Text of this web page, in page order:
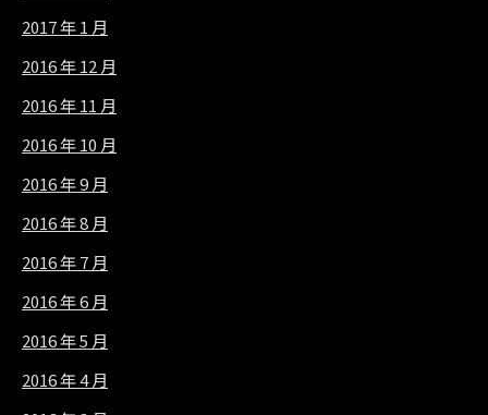
2017 年 1 月
2016 年 12 月
2016 年 11 月
2016 年 10 月
2016 年 9 月
2016 年 8 月
2016 年 7 月
2016 年 6 月
2016 年 5 月
2016 年 4 月